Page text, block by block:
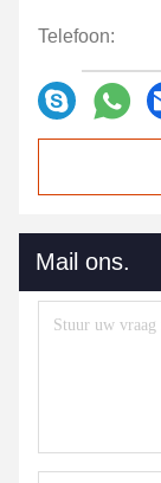
Telefoon:
Mail ons.